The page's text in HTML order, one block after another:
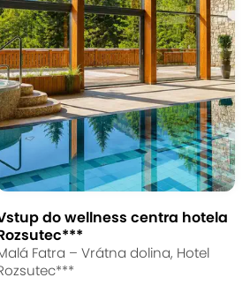
do Vinárne
vo
- Vajnory(mapa)
a tradičné jedlá? V
a maďarské špeciality v
do wellness centra hotela
Fatra – Vrátna dolina, Hotel